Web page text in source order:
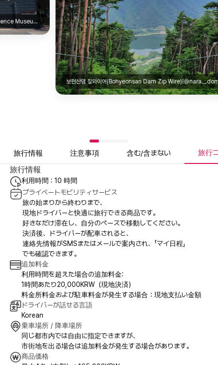
보현산댐 짚와이어(Bohyeonsan Dam Zip Wire)|@nara._.domdom
旅行情報 注意事項 含む/含まない 旅行
旅行情報
利用時間 : 10 時間
プライベートモビリティサービス
旅の始まりから終わりまで、
現地ドライバーと快適に旅行できる商品です。
好きなだけ滞在し、自分のペースで移動してください。
決済後、ドライバーが配車されると、
連絡先情報がSMSまたはメールで案内され、「マイ日程」
でも確認できます。
追加料金
利用時間を超えた場合の追加料金:
1時間あたり20,000KRW（現地決済）
料金所料金および駐車料金が発生する場合：現地支払い金額
ドライバーが話せる言語
Korean
乗車場所 / 降車場所
同じ都市内では自由に指定できますが、
市街地を出る場合は追加料金が発生する場合があります。
商品価格